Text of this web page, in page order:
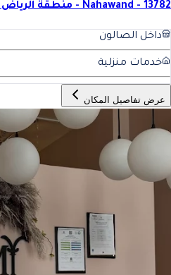
Nahawand - 13782 - منطقة الرياض - Saudi Arabia
داخل الصالون
خدمات منزلية
عرض تفاصيل المكان